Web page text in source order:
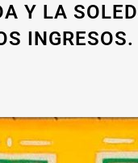
Y LA
INGRESOS.